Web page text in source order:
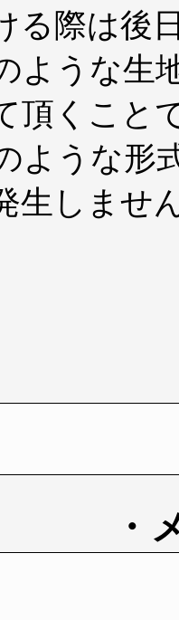
る際は後
ような生
頂くこと
ような形
生しませ
・